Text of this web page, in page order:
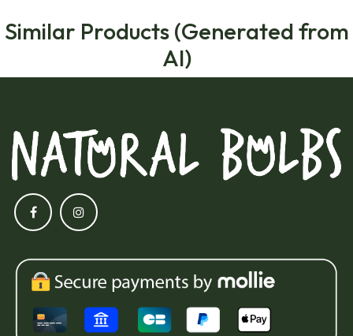
Similar Products (Generated from
AI)